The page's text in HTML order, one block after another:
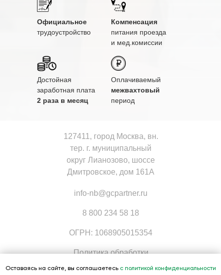
Компенсация
питания проезда
и мед.комиссии
Оплачиваемый
межвахтовый
период
Достойная
заработная плата
2 раза в месяц
Официальное
трудоустройство
127411, город Москва, вн.
тер. г. муниципальный
округ Лианозово, шоссе
Дмитровское, дом 161А
8 800 234 58 18
info-nb@gcpartner.ru
ОГРН: 1068905015354
Политика обработки
персональных данных
Оставаясь на сайте, вы соглашаетесь с политикой конфиденциальности